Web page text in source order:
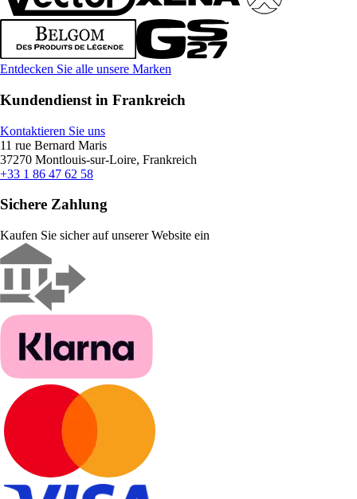
Entdecken Sie alle unsere Marken
Kundendienst in Frankreich
Kontaktieren Sie uns
11 rue Bernard Maris
37270 Montlouis-sur-Loire, Frankreich
+33 1 86 47 62 58
Sichere Zahlung
Kaufen Sie sicher auf unserer Website ein